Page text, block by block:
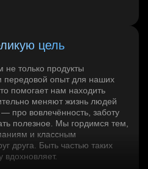
цель
только продукты
опыт для наших
помогает нам находить
меняют жизнь людей
про вовлечённость, заботу
полезное. Мы гордимся тем,
и классным
друга. Быть частью таких